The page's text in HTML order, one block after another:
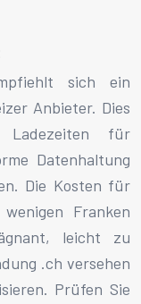
sich ein
Anbieter. Dies
Ladezeiten für
Datenhaltung
Die Kosten für
Franken
leicht zu
.ch versehen
Prüfen Sie